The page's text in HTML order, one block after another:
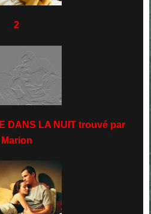
2
DANS LA NUIT trouvé par
Marion